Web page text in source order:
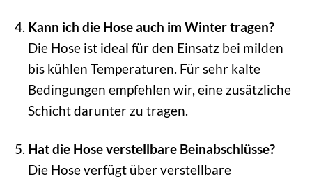
Kann ich die Hose auch im Winter tragen?
Die Hose ist ideal für den Einsatz bei milden
bis kühlen Temperaturen. Für sehr kalte
Bedingungen empfehlen wir, eine zusätzliche
Schicht darunter zu tragen.
Hat die Hose verstellbare Beinabschlüsse?
Die Hose verfügt über verstellbare